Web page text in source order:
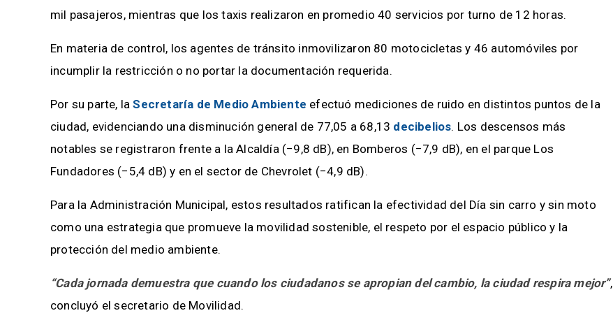
mil pasajeros, mientras que los taxis realizaron en promedio 40 servicios por turno de 12 horas.
En materia de control, los agentes de tránsito inmovilizaron 80 motocicletas y 46 automóviles por
incumplir la restricción o no portar la documentación requerida.
Por su parte, laSecretaría de Medio Ambiente efectuó mediciones de ruido en distintos puntos de la
ciudad, evidenciando una disminución general de 77,05 a 68,13 decibelios. Los descensos más
notables se registraron frente a la Alcaldía (−9,8 dB), en Bomberos (−7,9 dB), en el parque Los
Fundadores (−5,4 dB) y en el sector de Chevrolet (−4,9 dB).
Para la Administración Municipal, estos resultados ratifican la efectividad del Día sin carro y sin moto
como una estrategia que promueve la movilidad sostenible, el respeto por el espacio público y la
protección del medio ambiente.
“Cada jornada demuestra que cuando los ciudadanos se apropian del cambio, la ciudad respira mejor”,
concluyó el secretario de Movilidad.